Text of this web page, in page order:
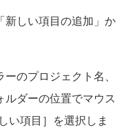
しい項目の追加」か
のプロジェクト名、
ルダーの位置でマウス
い項目］を選択しま